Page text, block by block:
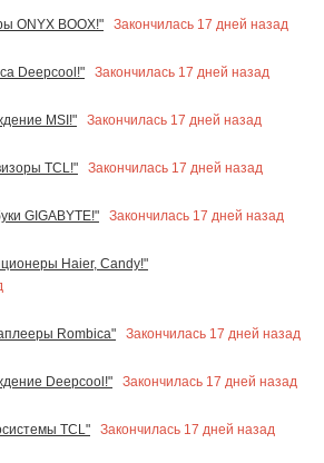
ONYX BOOX!"
Закончилась 17 дней назад
Deepcool!"
Закончилась 17 дней назад
MSI!"
Закончилась 17 дней назад
TCL!"
Закончилась 17 дней назад
GIGABYTE!"
Закончилась 17 дней назад
Haier, Candy!"
Rombica"
Закончилась 17 дней назад
Deepcool!"
Закончилась 17 дней назад
TCL"
Закончилась 17 дней назад